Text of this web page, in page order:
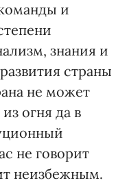
и
знания и
страны
не может
огня да в
не говорит
неизбежным.